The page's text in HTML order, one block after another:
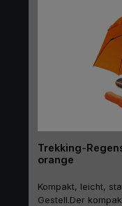
Trekking-
orange
Kompakt, leicht,
Gestell.Der